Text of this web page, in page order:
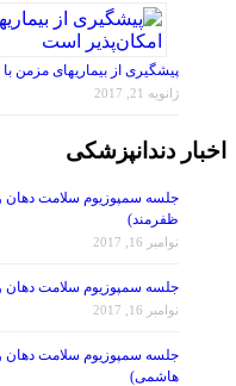
پیشگیری از بیماریهای مزمن
ژانویه 21, 2017
اخبار دندانپزشکی
جلسه سمپوزیوم سلامت دهان
ظفرمند)
نوامبر 16, 2017
جلسه سمپوزیوم سلامت دهان
نوامبر 16, 2017
جلسه سمپوزیوم سلامت دهان و
هاشمی)